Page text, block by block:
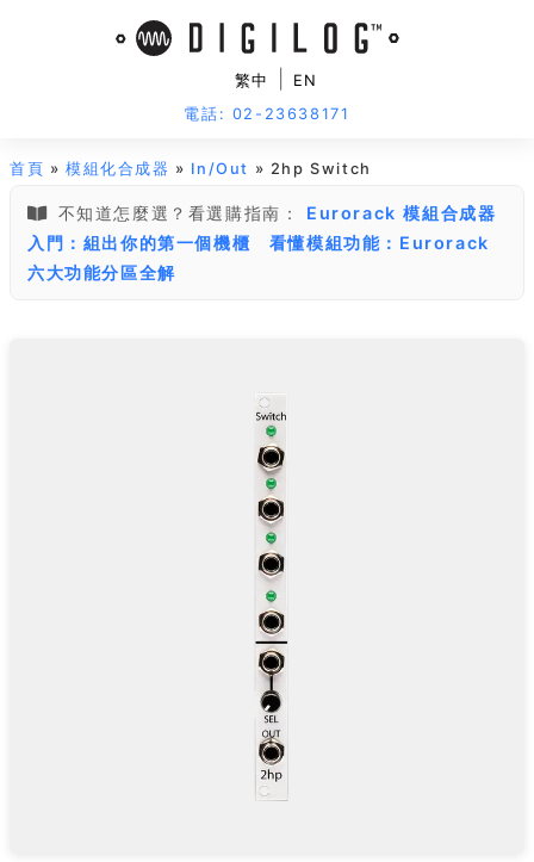
繁中
EN
電話: 02-23638171
首頁 »模組化合成器 » In/Out » 2hp Switch
不知道怎麼選？看選購指南：
Eurorack 模組合成器
入門：組出你的第一個機櫃
看懂模組功能：Eurorack
六大功能分區全解